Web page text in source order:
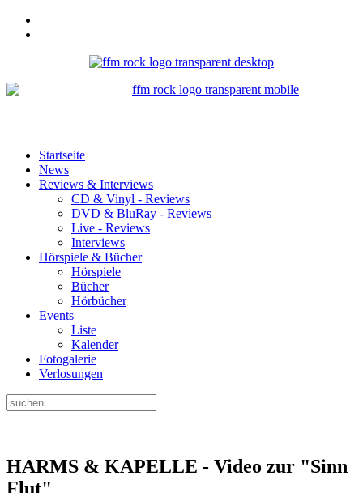
Startseite
News
Reviews & Interviews
CD & Vinyl - Reviews
DVD & BluRay - Reviews
Live - Reviews
Interviews
Hörspiele & Bücher
Hörspiele
Bücher
Hörbücher
Events
Liste
Kalender
Fotogalerie
Verlosungen
HARMS & KAPELLE - Video zur "Sinn
Flut"